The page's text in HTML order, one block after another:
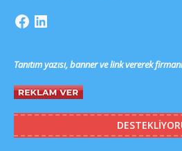
Tanıtım yazısı, banner ve link vererek